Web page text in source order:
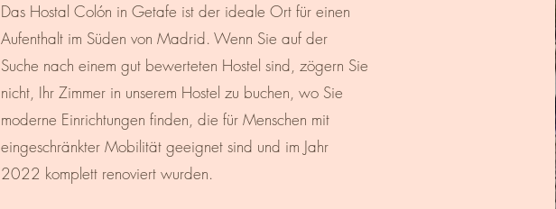
Das Hostal Colón in Getafe ist der ideale Ort für einen
Aufenthalt im Süden von Madrid. Wenn Sie auf der
Suche nach einem gut bewerteten Hostel sind, zögern Sie
nicht, Ihr Zimmer in unserem Hostel zu buchen, wo Sie
moderne Einrichtungen finden, die für Menschen mit
eingeschränkter Mobilität geeignet sind und im Jahr
2022 komplett renoviert wurden.